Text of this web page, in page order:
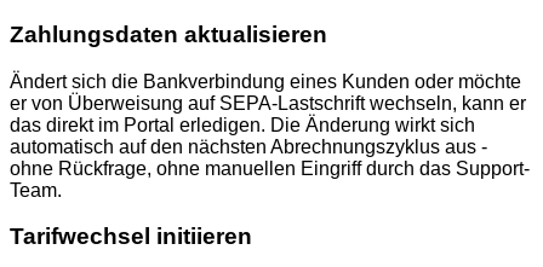
Zahlungsdaten aktualisieren
Ändert sich die Bankverbindung eines Kunden oder möchte
er von Überweisung auf SEPA-Lastschrift wechseln, kann er
das direkt im Portal erledigen. Die Änderung wirkt sich
automatisch auf den nächsten Abrechnungszyklus aus -
ohne Rückfrage, ohne manuellen Eingriff durch das Support-
Team.
Tarifwechsel initiieren